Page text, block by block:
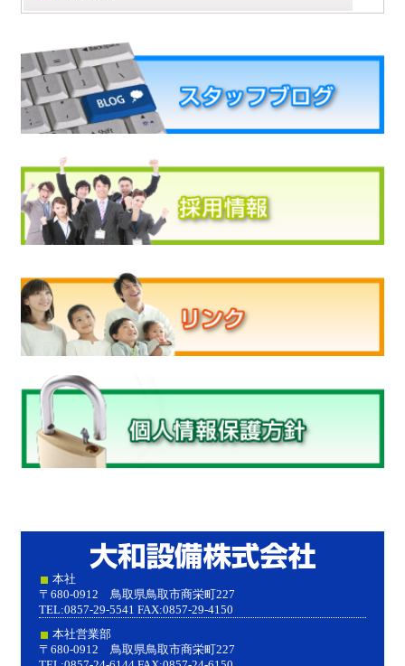
本社
〒680-0912 鳥取県鳥取市商栄町227
TEL:0857-29-5541 FAX:0857-29-4150
本社営業部
〒680-0912 鳥取県鳥取市商栄町227